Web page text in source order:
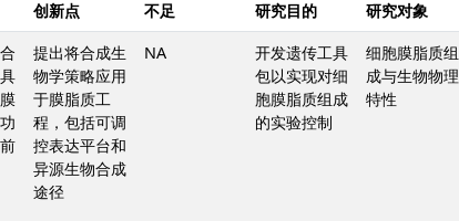
创新点 不足 研究目的 研究对象
提出将合成生
物学策略应用
于膜脂质工
程，包括可调
控表达平台和
异源生物合成
途径
NA
开发遗传工具
包以实现对细
胞膜脂质组成
的实验控制
细胞膜脂质组
成与生物物理
特性